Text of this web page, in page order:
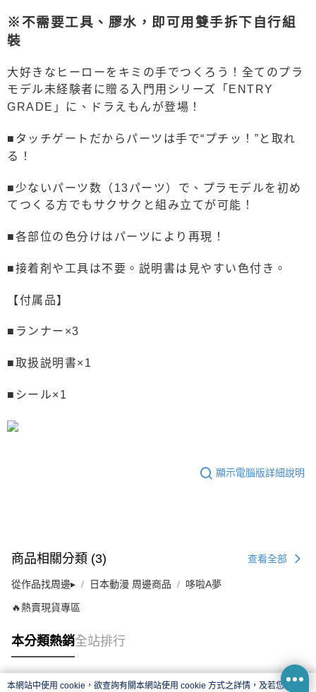
※不需要工具、膠水，即可用雙手拆下自行組
裝
大好きなヒーローをキミの手でつくろう！全てのプラ
モデル未経験者に贈る入門用シリーズ「ENTRY
GRADE」に、ドラえもんが登場！
■タッチゲートだからパーツは手で“プチッ！”と取れ
る！
■少ないパーツ数（13パーツ）で、プラモデルを初め
てつくる方でもサクサクと組み立てが可能！
■各部位の色分けはパーツにより再現！
■接着剤や工具は不要。説明書は見やすい色付き。
【付属品】
■ランナー×3
■取扱説明書×1
■シール×1
顯示電腦版詳細說明
商品相關分類 (3) 查看全部
從作品找周邊▸ 日本動漫 周邊商品 哆啦A夢
🔥熱賣現貨專區
本分類熱銷全站排行
本網站中使用 cookie，欲查詢有關本網站使用 cookie 方式之詳情，及若您不希